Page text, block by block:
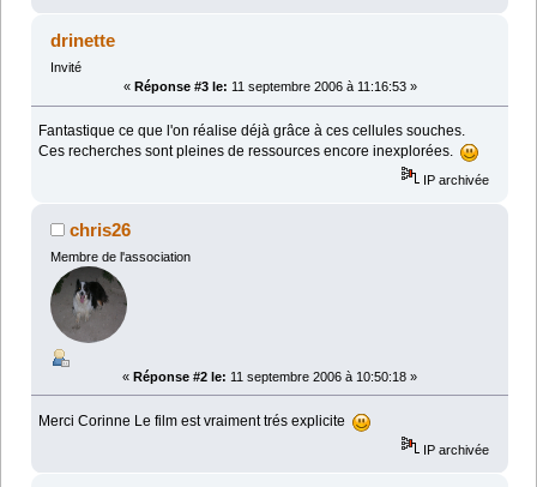
drinette
Invité
« Réponse #3 le: 11 septembre 2006 à 11:16:53 »
Fantastique ce que l'on réalise déjà grâce à ces cellules souches.
Ces recherches sont pleines de ressources encore inexplorées.
IP archivée
chris26
Membre de l'association
« Réponse #2 le: 11 septembre 2006 à 10:50:18 »
Merci Corinne Le film est vraiment trés explicite
IP archivée